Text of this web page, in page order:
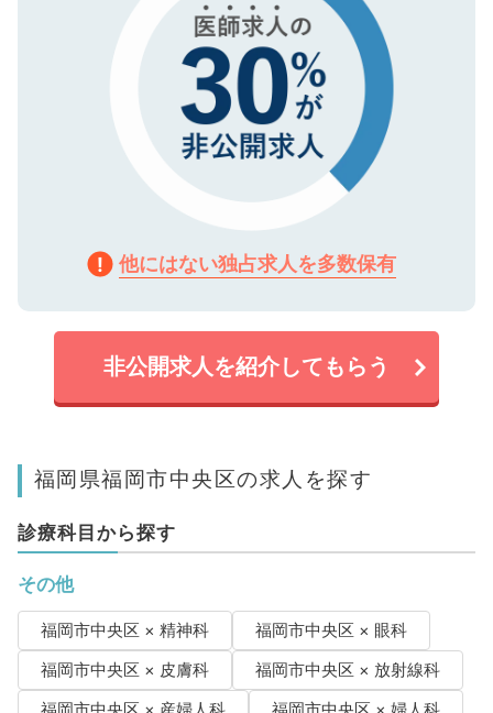
他にはない独占求人を多数保有
非公開求人を紹介してもらう
福岡県福岡市中央区の求人を探す
診療科目から探す
その他
福岡市中央区 × 精神科
福岡市中央区 × 眼科
福岡市中央区 × 皮膚科
福岡市中央区 × 放射線科